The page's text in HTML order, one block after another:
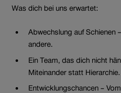
Was dich bei uns erwartet:
Abwechslung auf Schienen
andere.
Ein Team, das dich nicht
Miteinander statt Hierarchie.
Entwicklungschancen –